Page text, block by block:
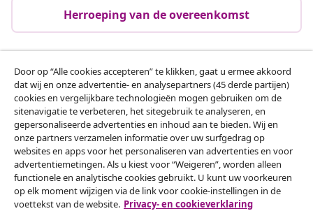
Herroeping van de overeenkomst
Klantenservice
Zakelijk
vidaXL
Ontdek meer
Door op “Alle cookies accepteren” te klikken, gaat u ermee akkoord
dat wij en onze advertentie- en analysepartners (45 derde partijen)
cookies en vergelijkbare technologieën mogen gebruiken om de
sitenavigatie te verbeteren, het sitegebruik te analyseren, en
gepersonaliseerde advertenties en inhoud aan te bieden. Wij en
onze partners verzamelen informatie over uw surfgedrag op
websites en apps voor het personaliseren van advertenties en voor
advertentiemetingen. Als u kiest voor “Weigeren”, worden alleen
functionele en analytische cookies gebruikt. U kunt uw voorkeuren
op elk moment wijzigen via de link voor cookie-instellingen in de
voettekst van de website. Privacy- en cookieverklaring